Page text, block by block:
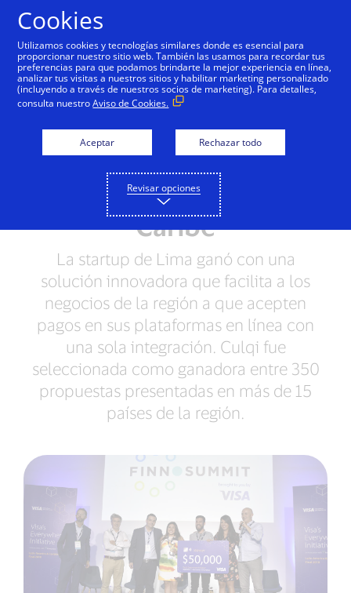
NOTAS DE PRENSA
Visa’s Everywhere
Initiative anuncia a Culqi
como el ganador de
América Latina y el
Caribe
La startup de Lima ganó con una
solución innovadora que facilita a los
negocios de la región a que acepten
pagos en sus plataformas en línea con
una sola integración. Culqi fue
seleccionada como ganadora entre 350
propuestas presentadas en más de 15
países de la región.
Cookies
Utilizamos cookies y tecnologías similares donde es esencial para
proporcionar nuestro sitio web. También las usamos para recordar tus
preferencias para que podamos brindarte la mejor experiencia en línea,
analizar tus visitas a nuestros sitios y habilitar marketing personalizado
(incluyendo a través de nuestros socios de marketing). Para detalles,
consulta nuestroAviso de Cookies.
Aceptar Rechazar todo
Revisar opciones